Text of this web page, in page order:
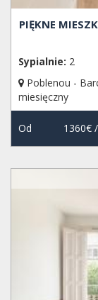
PIĘKNE
Sypialnie: 2
Poblenou -
miesięczny
Od 1360€/